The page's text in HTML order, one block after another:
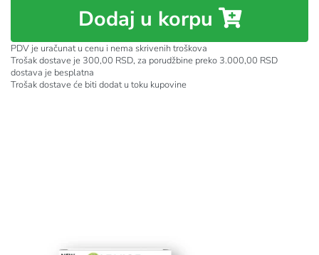
Dodaj u korpu
PDV je uračunat u cenu i nema skrivenih troškova
Trošak dostave je 300,00 RSD, za porudžbine preko 3.000,00 RSD
dostava je besplatna
Trošak dostave će biti dodat u toku kupovine